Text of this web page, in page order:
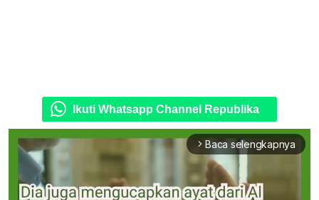
Ikuti Whatsapp Channel Republika
arrow_forward_ios Baca selengkapnya